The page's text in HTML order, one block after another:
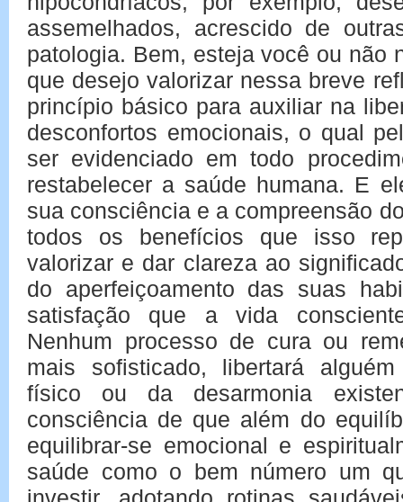
assemelhados, acrescido de
patologia. Bem, esteja você ou não
que desejo valorizar nessa breve
princípio básico para auxiliar na
desconfortos emocionais, o qual
ser evidenciado em todo
restabelecer a saúde humana. E
sua consciência e a compreensão
todos os benefícios que isso
valorizar e dar clareza ao
do aperfeiçoamento das suas
satisfação que a vida
Nenhum processo de cura ou
mais sofisticado, libertará
físico ou da desarmonia
consciência de que além do
equilibrar-se emocional e
saúde como o bem número um